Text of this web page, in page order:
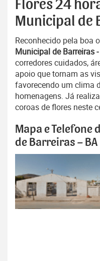
Flores 24
Municipal de
Reconhecido pela boa
Municipal de Barreiras -
corredores cuidados,
apoio que tornam as
favorecendo um clima
homenagens. Já
coroas de flores neste
Mapa e Telefone
de Barreiras – BA